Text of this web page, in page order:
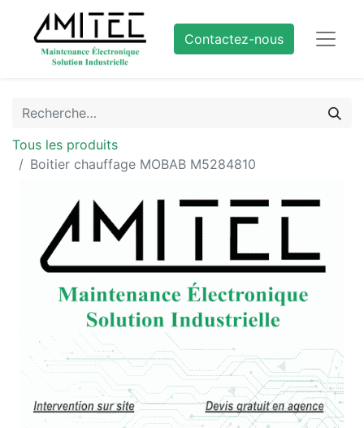
Contactez-nous
Tous les produits
Boitier chauffage MOBAB M5284810